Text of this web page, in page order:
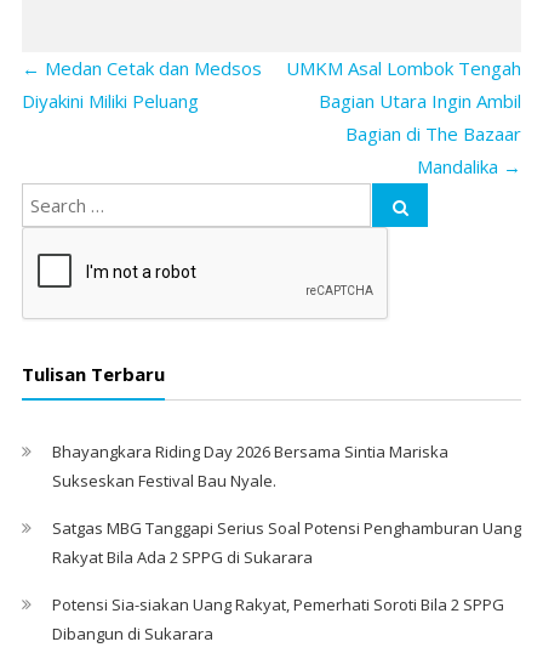
← Medan Cetak dan Medsos
Diyakini Miliki Peluang
UMKM Asal Lombok Tengah
Bagian Utara Ingin Ambil
Bagian di The Bazaar
Mandalika →
Tulisan Terbaru
Bhayangkara Riding Day 2026 Bersama Sintia Mariska
Sukseskan Festival Bau Nyale. ‎
Satgas MBG Tanggapi Serius Soal Potensi Penghamburan Uang
Rakyat Bila Ada 2 SPPG di Sukarara
Potensi Sia-siakan Uang Rakyat, Pemerhati Soroti Bila 2 SPPG
Dibangun di Sukarara